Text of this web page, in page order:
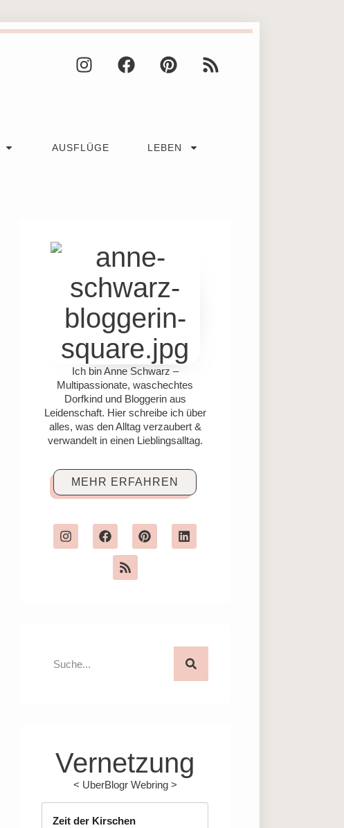
AUSFLÜGE LEBEN
Ich bin Anne Schwarz –
Multipassionate, waschechtes
Dorfkind und Bloggerin aus
Leidenschaft. Hier schreibe ich über
alles, was den Alltag verzaubert &
verwandelt in einen Lieblingsalltag.
MEHR ERFAHREN
Vernetzung
< UberBlogr Webring >
Zeit der Kirschen